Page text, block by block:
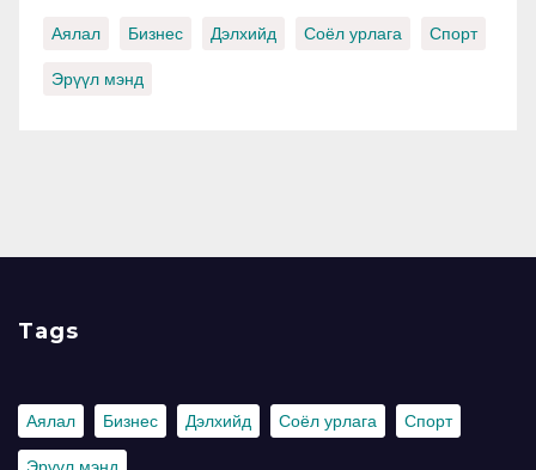
Аялал Бизнес Дэлхийд Соёл урлага Спорт
Эрүүл мэнд
Tags
Аялал Бизнес Дэлхийд Соёл урлага Спорт